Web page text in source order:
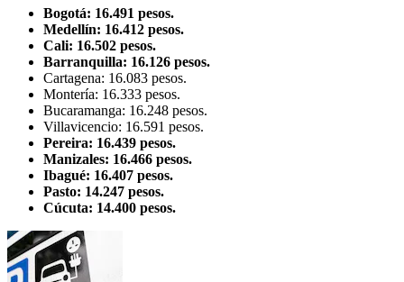
Bogotá: 16.491 pesos.
Medellín: 16.412 pesos.
Cali: 16.502 pesos.
Barranquilla: 16.126 pesos.
Cartagena: 16.083 pesos.
Montería: 16.333 pesos.
Bucaramanga: 16.248 pesos.
Villavicencio: 16.591 pesos.
Pereira: 16.439 pesos.
Manizales: 16.466 pesos.
Ibagué: 16.407 pesos.
Pasto: 14.247 pesos.
Cúcuta: 14.400 pesos.